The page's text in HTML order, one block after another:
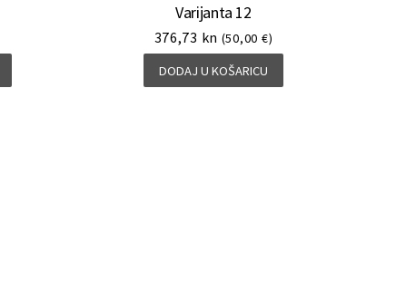
Varijanta 12
376,73 kn (50,00 €)
DODAJ U KOŠARICU